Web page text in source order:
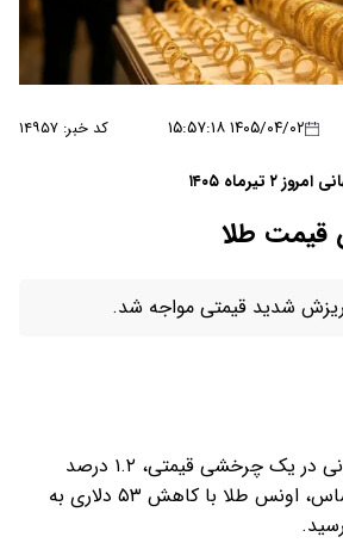
۱۴۰۵/۰۴/۰۲ ۱۵:۵۷:۱۸ کد خبر: ۱۴۹۵۷
تیرماه ۱۴۰۵
قیمت طلا
ریزش شدید قیمتی مواجه شد.
قیمت طلا در بازار جهانی در یک چرخشی قیمتی، ۱.۲ درصد
ریزش کرد. بر همین اساس، اونس طلا با کاهش ۵۳ دلاری به